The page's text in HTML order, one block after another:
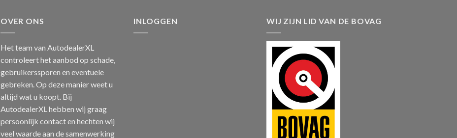
OVER ONS
Het team van AutodealerXL
controleert het aanbod op schade,
gebruikerssporen en eventuele
gebreken. Op deze manier weet u
altijd wat u koopt. Bij
AutodealerXL hebben wij graag
persoonlijk contact en hechten wij
veel waarde aan de samenwerking
INLOGGEN WIJ ZIJN LID VAN DE BOVAG